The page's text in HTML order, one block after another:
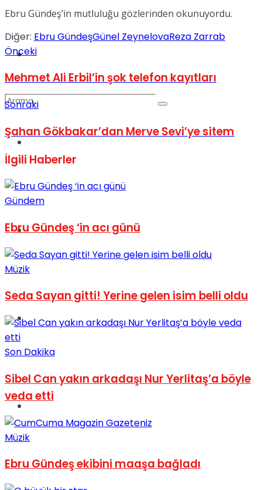
Dünya
Müzik
Sinema
View All Result
Ebru Gündeş’in mutluluğu gözlerinden okunuyordu.
Diğer: Ebru GündeşGünel ZeynelovaReza Zarrab
Önceki
Mehmet Ali Erbil’in şok telefon kayıtları
Sonraki
Şahan Gökbakar’dan Merve Sevi’ye sitem
İlgili Haberler
Gündem
Ebru Gündeş ‘in acı günü
Müzik
Seda Sayan gitti! Yerine gelen isim belli oldu
Son Dakika
Sibel Can yakın arkadaşı Nur Yerlitaş’a böyle
veda etti
Müzik
Ebru Gündeş ekibini maaşa bağladı